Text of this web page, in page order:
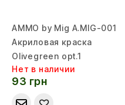
AMMO by Mig A.MIG-001
Акриловая краска
Olivegreen opt.1
Нет в наличии
93 грн